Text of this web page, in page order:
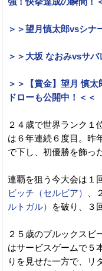
＞＞望月慎太郎vsシナ
＞＞大坂 なおみvsサ
＞＞【賞金】望月 慎
ドローも公開中！＜＜
２４歳で世界ランク１
は６年連続６度目。昨
で下し、初優勝を飾っ
連覇を狙う今大会は１
ビッチ（セルビア）
、
ルトガル）
を破り、３
２５歳のブルックスビ
はサービスゲームで５
りを見せた一方で、リ